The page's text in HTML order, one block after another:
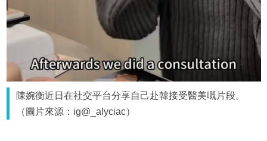
陳婉衡近日在社交平台分享自己赴韓接受醫美嘅片段。
（圖片來源：ig@_alyciac）